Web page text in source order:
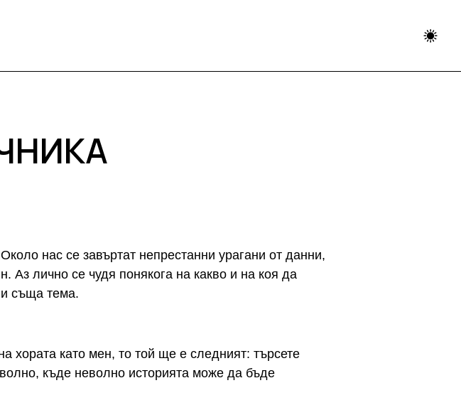
нас се завъртат непрестанни урагани от данни,
Аз лично се чудя понякога на какво и на коя да
и съща тема.
хората като мен, то той ще е следният: търсете
къде неволно историята може да бъде